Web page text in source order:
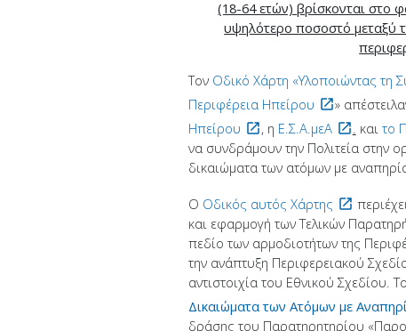
(18-64 ετών) βρίσκονται στο
υψηλότερο ποσοστό μεταξύ
Τον Οδικό Χάρτη «Υλοποιώντας τη
Περιφέρεια Ηπείρου
»
Ηπείρου
, η Ε.Σ.Α.μεΑ και το
να συνδράμουν την Πολιτεία στην
δικαιώματα των ατόμων με
Ο Οδικός αυτός Χάρτης
και εφαρμογή των Τελικών
πεδίο των αρμοδιοτήτων της
την ανάπτυξη Περιφερειακού
αντιστοιχία του Εθνικού Σχεδίου.
Δικαιώματα των Ατόμων με
δράσης του Παρατηρητηρίου